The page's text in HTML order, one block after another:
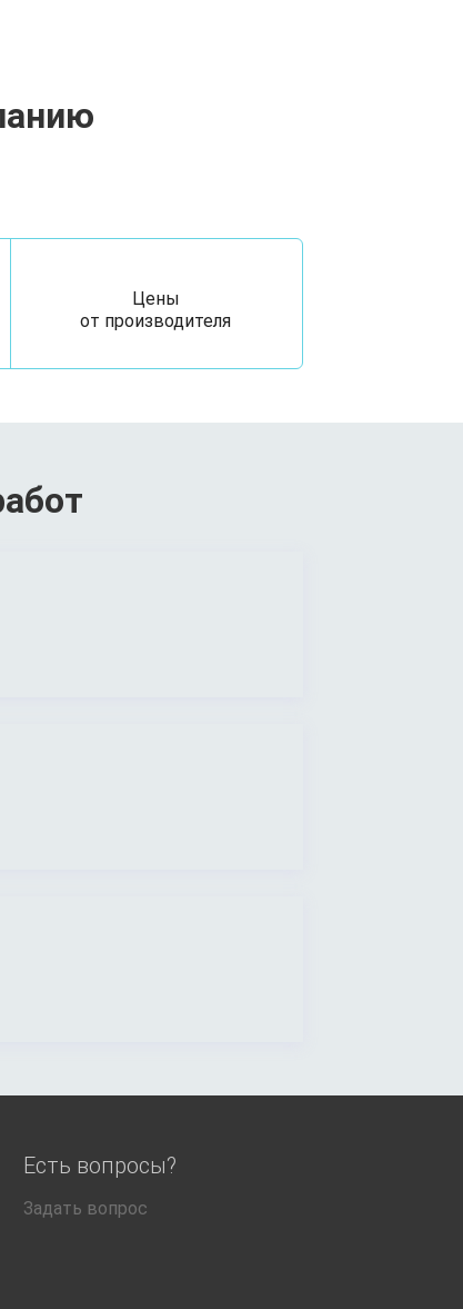
Цены
от производителя
Есть вопросы?
Задать вопрос